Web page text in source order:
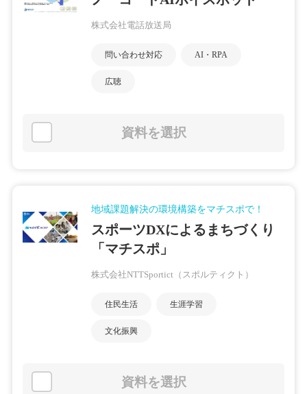
株式会社電話放送局
問い合わせ対応 AI・RPA
広聴
資料を選択
地域課題解決の環境構築をマチスポで！
スポーツDXによるまちづくり
「マチスポ」
株式会社NTTSportict（スポルティクト）
住民生活 生涯学習
文化振興
資料を選択